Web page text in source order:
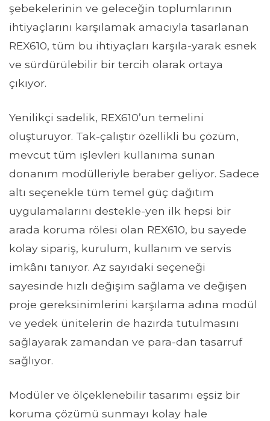
şebekelerinin ve geleceğin toplumlarının
ihtiyaçlarını karşılamak amacıyla tasarlanan
REX610, tüm bu ihtiyaçları karşıla-yarak esnek
ve sürdürülebilir bir tercih olarak ortaya
çıkıyor.
Yenilikçi sadelik, REX610’un temelini
oluşturuyor. Tak-çalıştır özellikli bu çözüm,
mevcut tüm işlevleri kullanıma sunan
donanım modülleriyle beraber geliyor. Sadece
altı seçenekle tüm temel güç dağıtım
uygulamalarını destekle-yen ilk hepsi bir
arada koruma rölesi olan REX610, bu sayede
kolay sipariş, kurulum, kullanım ve servis
imkânı tanıyor. Az sayıdaki seçeneği
sayesinde hızlı değişim sağlama ve değişen
proje gereksinimlerini karşılama adına modül
ve yedek ünitelerin de hazırda tutulmasını
sağlayarak zamandan ve para-dan tasarruf
sağlıyor.
Modüler ve ölçeklenebilir tasarımı eşsiz bir
koruma çözümü sunmayı kolay hale